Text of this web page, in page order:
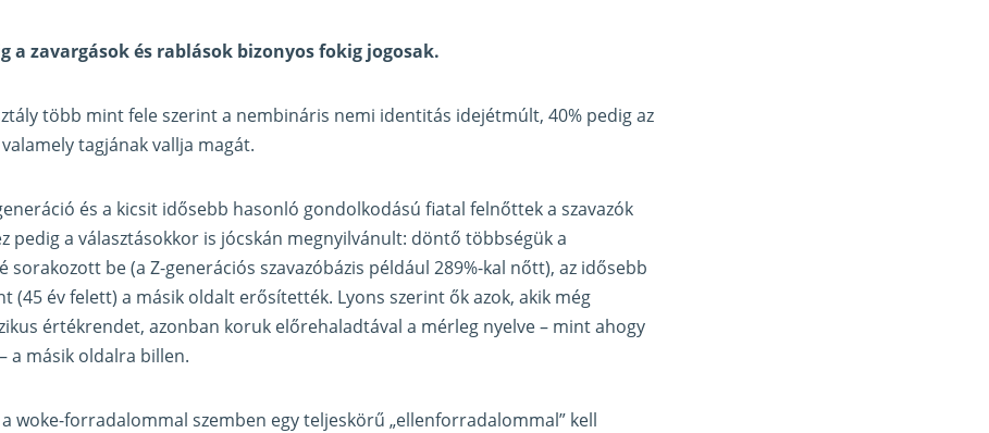
a zavargások és rablások bizonyos fokig jogosak.
több mint fele szerint a nembináris nemi identitás idejétmúlt, 40% pedig az
valamely tagjának vallja magát.
és a kicsit idősebb hasonló gondolkodású fiatal felnőttek a szavazók
pedig a választásokkor is jócskán megnyilvánult: döntő többségük a
sorakozott be (a Z-generációs szavazóbázis például 289%-kal nőtt), az idősebb
(45 év felett) a másik oldalt erősítették. Lyons szerint ők azok, akik még
értékrendet, azonban koruk előrehaladtával a mérleg nyelve – mint ahogy
a másik oldalra billen.
a woke-forradalommal szemben egy teljeskörű „ellenforradalommal” kell